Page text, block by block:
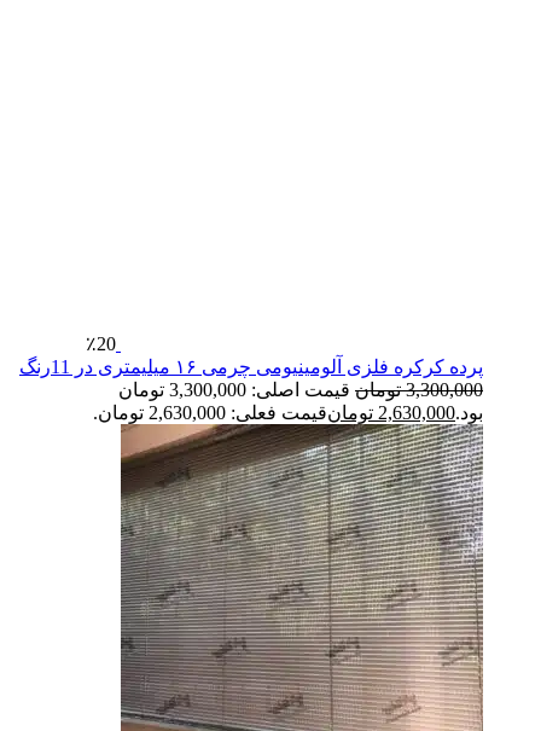
٪20
پرده کرکره فلزی آلومینیومی چرمی ۱۶ میلیمتری در 11رنگ
3,300,000 تومان
قیمت اصلی: 3,300,000 تومان
بود.2,630,000 تومانقیمت فعلی: 2,630,000 تومان.